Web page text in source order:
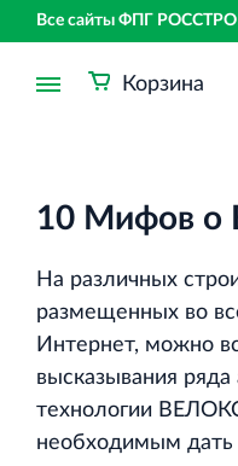
Все сайты ФПГ РОССТРО
Корзина
10 Мифов
На различных
размещенных во
Интернет, можно
высказывания
технологии
необходимым дать